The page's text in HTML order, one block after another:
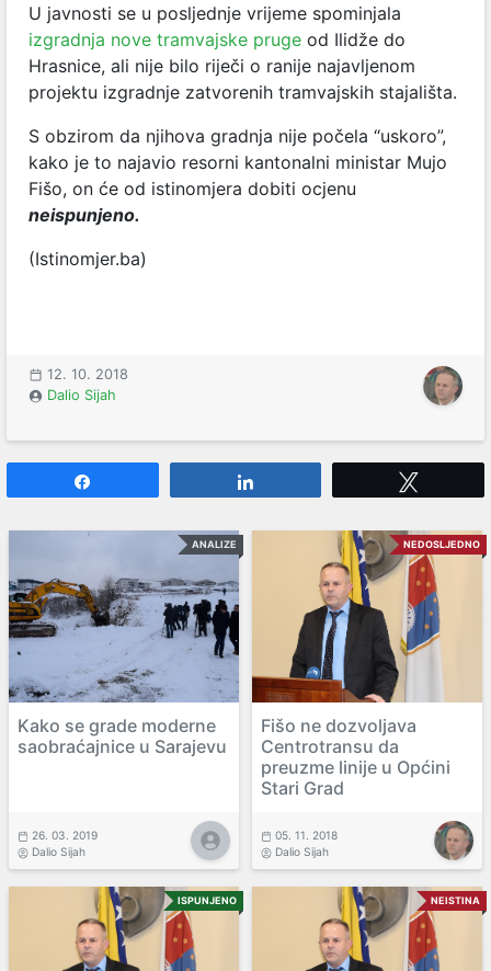
U javnosti se u posljednje vrijeme spominjala
izgradnja nove tramvajske pruge od Ilidže do
Hrasnice, ali nije bilo riječi o ranije najavljenom
projektu izgradnje zatvorenih tramvajskih stajališta.
S obzirom da njihova gradnja nije počela “uskoro”,
kako je to najavio resorni kantonalni ministar Mujo
Fišo, on će od istinomjera dobiti ocjenu
neispunjeno.
(Istinomjer.ba)
12. 10. 2018
Dalio Sijah
ANALIZE
Kako se grade moderne
saobraćajnice u Sarajevu
26. 03. 2019
Dalio Sijah
NEDOSLJEDNO
Fišo ne dozvoljava
Centrotransu da
preuzme linije u Općini
Stari Grad
05. 11. 2018
Dalio Sijah
ISPUNJENO NEISTINA